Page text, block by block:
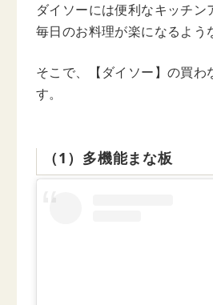
ダイソーには便利なキッチ
毎日のお料理が楽になるよう
そこで、【ダイソー】の買
す。
（1）多機能まな板